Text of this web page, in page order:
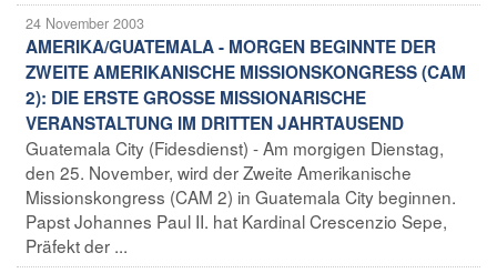
24 November 2003
AMERIKA/GUATEMALA - MORGEN BEGINNTE DER
ZWEITE AMERIKANISCHE MISSIONSKONGRESS (CAM
2): DIE ERSTE GROSSE MISSIONARISCHE
VERANSTALTUNG IM DRITTEN JAHRTAUSEND
Guatemala City (Fidesdienst) - Am morgigen Dienstag,
den 25. November, wird der Zweite Amerikanische
Missionskongress (CAM 2) in Guatemala City beginnen.
Papst Johannes Paul II. hat Kardinal Crescenzio Sepe,
Präfekt der ...